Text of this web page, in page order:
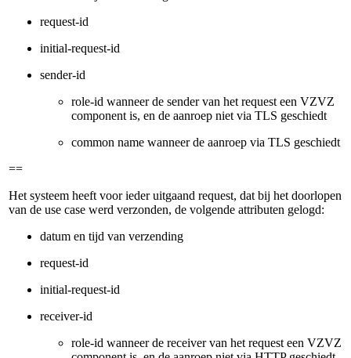
request-id
initial-request-id
sender-id
role-id wanneer de sender van het request een VZVZ
component is, en de aanroep niet via TLS geschiedt
common name wanneer de aanroep via TLS geschiedt
==
Het systeem heeft voor ieder uitgaand request, dat bij het doorlopen
van de use case werd verzonden, de volgende attributen gelogd:
datum en tijd van verzending
request-id
initial-request-id
receiver-id
role-id wanneer de receiver van het request een VZVZ